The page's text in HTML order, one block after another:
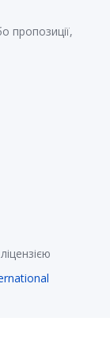
пропозиції,